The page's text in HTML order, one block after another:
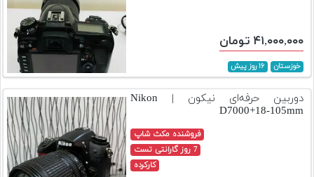
۴۱,۰۰۰,۰۰۰ تومان
خوزستان ۱۶ روز پیش
دوربین حرفه‌ای نیکون | Nikon
D7000+18-105mm
فروشنده مکث شاپ
7 روز گارانتی تست
کارکرده